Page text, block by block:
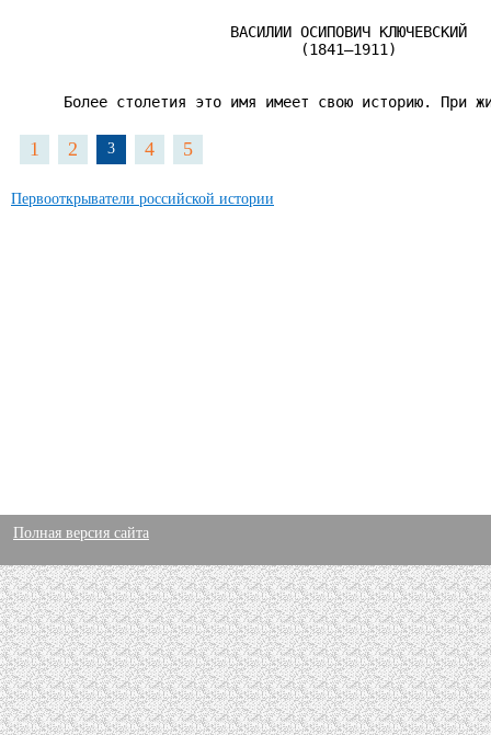
                         ВАСИЛИИ ОСИПОВИЧ КЛЮЧЕВСКИЙ
                                 (1841—1911)
Более столетия это имя имеет свою историю. При
1 2 3 4 5
Первооткрыватели российской истории
Полная версия сайта